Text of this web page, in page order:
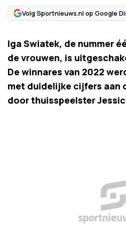
Volg Sportnieuws.nl op Google
Iga Swiatek, de nummer
de vrouwen, is
De winnares van 2022
met duidelijke cijfers aan
door thuisspeelster